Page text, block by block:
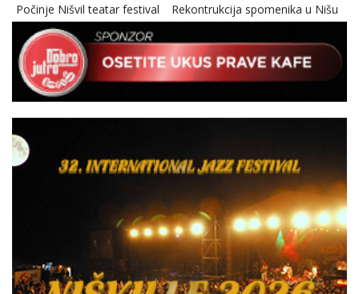
Počinje Nišvil teatar festival
Rekontrukcija spomenika u Nišu